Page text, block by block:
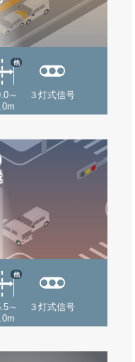
～
他
３灯式信号
～
他
３灯式信号